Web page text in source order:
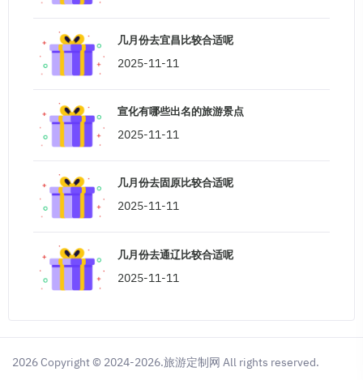
几月份去宜昌比较合适呢
2025-11-11
宣化有哪些出名的旅游景点
2025-11-11
几月份去固原比较合适呢
2025-11-11
几月份去通辽比较合适呢
2025-11-11
2026 Copyright © 2024-2026.旅游定制网 All rights reserved.